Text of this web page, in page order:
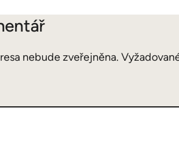
nebude zveřejněna.